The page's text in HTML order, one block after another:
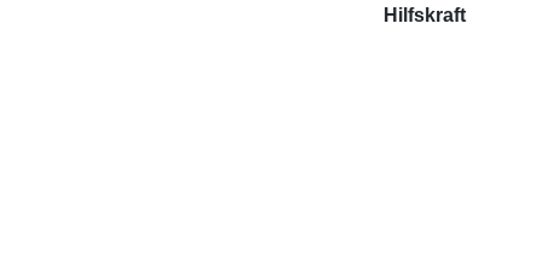
Hilfskraft